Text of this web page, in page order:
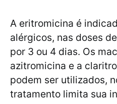
A eritromicina é
alérgicos, nas doses
por 3 ou 4 dias. Os
azitromicina e a
podem ser utilizados,
tratamento limita sua